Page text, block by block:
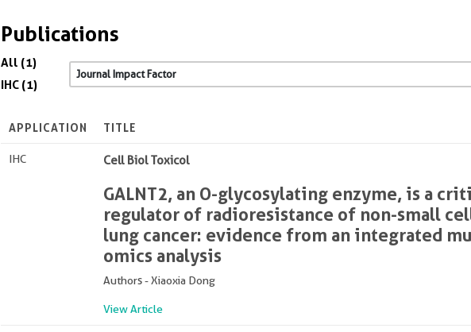
Publications
All (1)
IHC (1)
APPLICATION TITLE
IHC Cell Biol Toxicol
GALNT2, an O-glycosylating enzyme, is a
regulator of radioresistance of non-small
lung cancer: evidence from an integrated
omics analysis
Authors - Xiaoxia Dong
View Article